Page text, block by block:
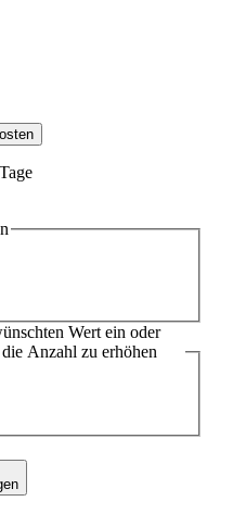
Wert ein oder
Anzahl zu erhöhen